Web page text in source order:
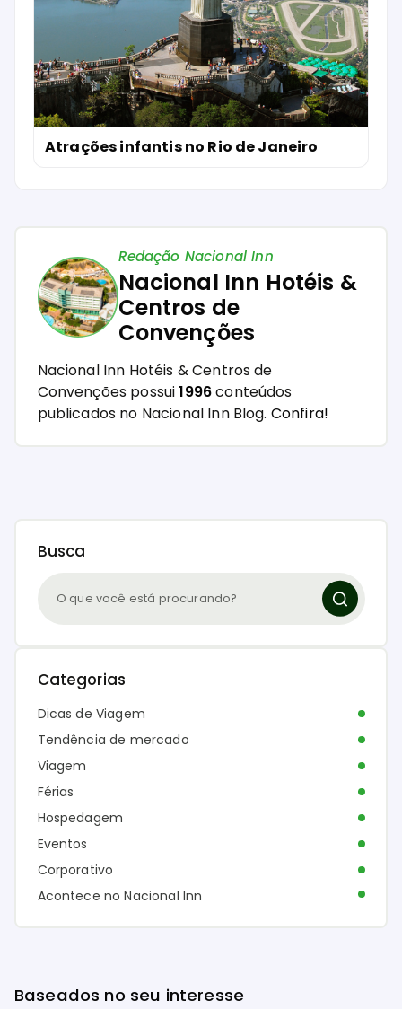
Atrações infantis no Rio de Janeiro
Redação Nacional Inn
Nacional Inn Hotéis &
Centros de
Convenções
Nacional Inn Hotéis & Centros de
Convenções possui1996conteúdos
publicados no Nacional Inn Blog. Confira!
Busca
Categorias
Dicas de Viagem
Tendência de mercado
Viagem
Férias
Hospedagem
Eventos
Corporativo
Acontece no Nacional Inn
Baseados no seu interesse